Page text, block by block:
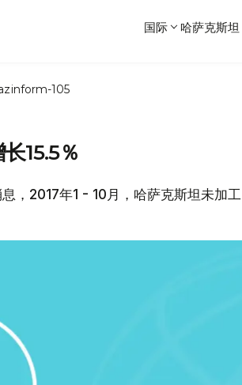
国际 哈萨克斯坦
105
15.5％
，2017年1 - 10月，哈萨克斯坦未加工